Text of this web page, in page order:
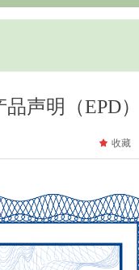
声明（EPD）
끄 收藏